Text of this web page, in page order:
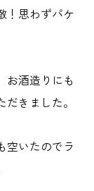
！思わずパケ
お酒造りにも
きました。
空いたのでラ